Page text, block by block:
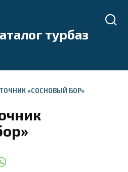
турбаз
«СОСНОВЫЙ БОР»